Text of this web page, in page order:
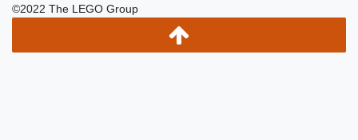
©2022 The LEGO Group